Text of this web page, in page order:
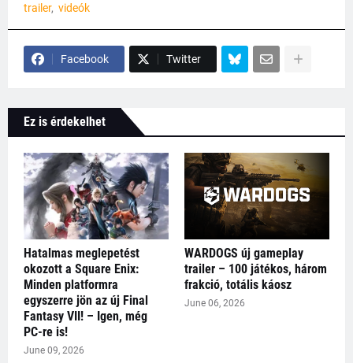
trailer videók
Facebook Twitter
Ez is érdekelhet
Hatalmas meglepetést
okozott a Square Enix:
Minden platformra
egyszerre jön az új Final
Fantasy VII! – Igen, még
PC-re is!
June 09, 2026
WARDOGS új gameplay
trailer – 100 játékos, három
frakció, totális káosz
June 06, 2026